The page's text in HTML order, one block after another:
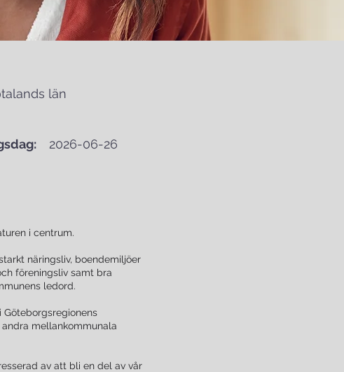
län
2026-06-26
i centrum.
näringsliv, boendemiljöer
föreningsliv samt bra
ledord.
Göteborgsregionens
mellankommunala
av att bli en del av vår